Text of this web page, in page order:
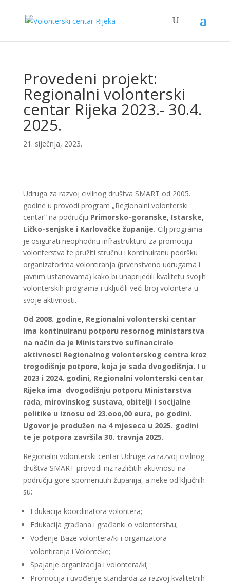
Provedeni projekt:
Regionalni volonterski
centar Rijeka 2023.- 30.4.
2025.
21. siječnja, 2023.
Udruga za razvoj civilnog društva SMART od 2005.
godine u provodi program „Regionalni volonterski
centar“ na području Primorsko-goranske, Istarske,
Ličko-senjske i Karlovačke županije. Cilj programa
je osigurati neophodnu infrastrukturu za promociju
volonterstva te pružiti stručnu i kontinuiranu podršku
organizatorima volontiranja (prvenstveno udrugama i
javnim ustanovama) kako bi unaprijedili kvalitetu svojih
volonterskih programa i uključili veći broj volontera u
svoje aktivnosti.
Od 2008. godine, Regionalni volonterski centar
ima kontinuiranu potporu resornog ministarstva
na način da je Ministarstvo sufinanciralo
aktivnosti Regionalnog volonterskog centra kroz
trogodišnje potpore, koja je sada dvogodišnja. I u
2023 i 2024. godini, Regionalni volonterski centar
Rijeka ima dvogodišnju potporu Ministarstva
rada, mirovinskog sustava, obitelji i socijalne
politike u iznosu od 23.ooo,00 eura, po godini.
Ugovor je produžen na 4 mjeseca u 2025. godini
te je potpora završila 30. travnja 2025.
Regionalni volonterski centar Udruge za razvoj civilnog
društva SMART provodi niz različitih aktivnosti na
području gore spomenutih županija, a neke od ključnih
su:
Edukacija koordinatora volontera;
Edukacija građana i građanki o volonterstvu;
Vođenje Baze volontera/ki i organizatora
volontiranja i Volonteke;
Spajanje organizacija i volontera/ki;
Promocija i uvođenje standarda za razvoj kvalitetnih